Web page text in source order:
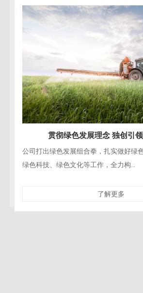
贯彻绿色发展理念 独创引
公司打出绿色发展组合拳，扎实做好绿
绿色科技、绿色文化等工作，全力构...
了解更多